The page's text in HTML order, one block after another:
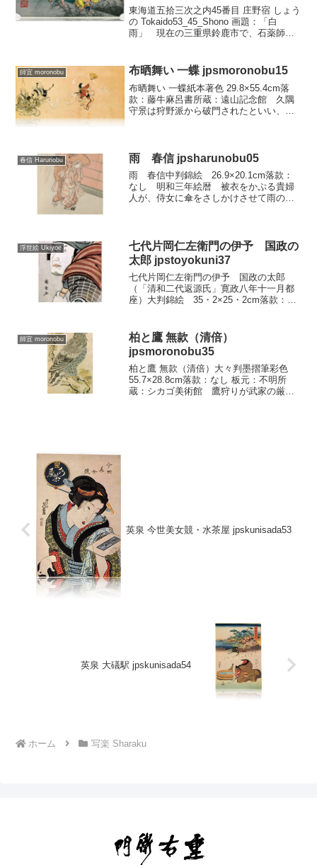
「白雨」 wpfto5345
東海道五拾三次之内45番目 庄野宿 しょう
の Tokaido53_45_Shono 画題：「白
雨」 現在の三重県鈴鹿市で、石薬師か
「夜の雪」、庄野の「白雨」、そして...
師宜 moronobu 布晒舞い 一蝶 jpsmoronobu15
布晒舞い 一蝶紙本著色 29.8×55.4cm落
款：藤牛麻呂書所蔵：遠山記念館 久隅
守景は狩野派から破門されたといい、一
ている例はは...
春信 Harunobu 雨 春信 jpsharunobu05
雨 春信中判錦絵 26.9×20.1cm落款：
なし 明和三年絵暦 被衣をかぷる貴婦
人が、侍女に傘をさしかけさせて雨の中
ぷりへの強い憧...
浮世絵 Ukiyoe
七代片岡仁左衛門の伊予 国政の
太郎 jpstoyokuni37
七代片岡仁左衛門の伊予 国政の太郎
（「清和二代返源氏」寛政八年十一月都
座）大判錦絵 35・2×25・2cm落款：國
左衛門の、渋い色調の役は、扮装から見
て寛政八年十一月都...
師宜 moronobu
柏と鷹 無款（清倍）
jpsmoronobu35
柏と鷹 無款（清倍）大々判墨摺筆彩色
55.7×28.8cm落款：なし 板元：不明所
蔵：シカゴ美術館 鷹狩りが武家の厳冬
英泉 今世美女競・水茶屋 jpskunisada53
英泉 大礒駅 jpskunisada54
ホーム 写楽 Sharaku